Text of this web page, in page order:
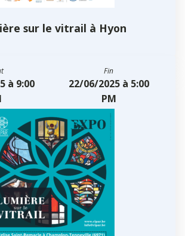
sur le vitrail à Hyon
à 9:00
Fin
22/06/2025 à 5:00
PM